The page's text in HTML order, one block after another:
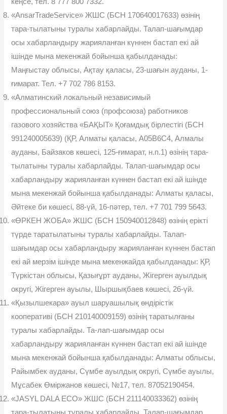
«AnsarTradeService» ЖШС (БСН 170640017633) өзінің
тара-тылатыны туралы хабарлайды. Талап-шағымдар
осы хабарландыру жарияланған күннен бастап екі ай
ішінде мына мекенжай бойынша қабылданады:
Маңғыстау облысы, Ақтау қаласы, 23-шағын ауданы, 1-
ғимарат. Тел. +7 702 786 8153.
«Алматинский локальный независимый
профессиональный союз (профсоюза) работников
газового хозяйства «БАҚЫТ» Қоғамдық бірлестігі (БСН
991240005639) (ҚР, Алматы қаласы, А05В6С4, Алмалы
ауданы, Байзаков көшесі, 125-ғимарат, н.п.1) өзінің тара-
тылатыны туралы хабарлайды. Талап-шағымдар осы
хабарландыру жарияланған күннен бастап екі ай ішінде
мына мекенжай бойынша қабылданады: Алматы қаласы,
Əйтеке би көшесі, 88-үй, 16-пəтер, тел. +7 701 799 5643.
«ӨРКЕН ЖОБА» ЖШС (БСН 150940012848) өзінің ерікті
түрде таратылатыны туралы хабарлайды. Талап-
шағымдар осы хабарландыру жарияланған күннен бастап
екі ай мерзім ішінде мына мекенжайда қабылданады: ҚР,
Түркістан облысы, Қазығұрт ауданы, Жігерген ауылдық
округі, Жігерген ауылы, Шыршықбаев көшесі, 26-үй.
«Қызылшекара» ауыл шаруашылық өндірістік
кооперативі (БСН 210140009159) өзінің таратылғаны
туралы хабарлайды. Та-лап-шағымдар осы
хабарландыру жарияланған күннен бастап екі ай ішінде
мына мекенжай бойынша қабылданады: Алматы облысы,
Райымбек ауданы, Сүмбе ауылдық округі, Сүмбе ауылы,
Мұсабек Өміржанов көшесі, №17, тел. 87052190454.
«JASYL DALA ECO» ЖШС (БСН 211140033362) өзінің
тара-тылатыны туралы хабарлайды. Талап-шағымдар